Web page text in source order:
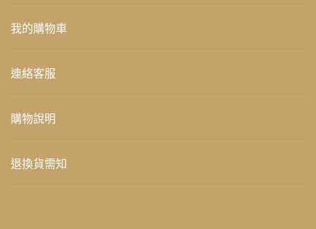
我的購物車
連絡客服
購物說明
退換貨需知